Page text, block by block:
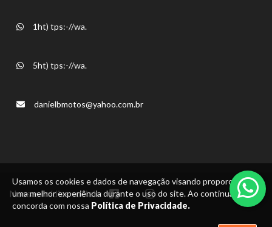
Usamos os cookies e dados de navegação visando proporcionar
uma melhor experiência durante o uso do site. Ao continuar, você
concorda com nossa Política de Privacidade.
1ht) tps:-//wa.
5ht) tps:-//wa.
danielbmotos@yahoo.com.br
Nossas mídias sociais: